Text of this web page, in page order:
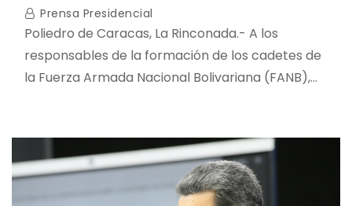
Prensa Presidencial
Poliedro de Caracas, La Rinconada.- A los
responsables de la formación de los cadetes de
la Fuerza Armada Nacional Bolivariana (FANB),…